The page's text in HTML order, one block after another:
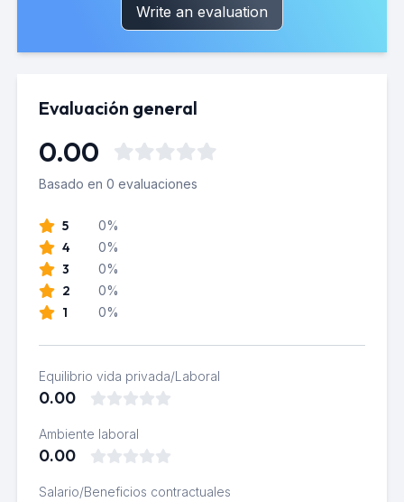
Write an evaluation
Evaluación general
0.00
Basado en 0 evaluaciones
5 0%
4 0%
3 0%
2 0%
1 0%
Equilibrio vida privada/Laboral
0.00
Ambiente laboral
0.00
Salario/Beneficios contractuales